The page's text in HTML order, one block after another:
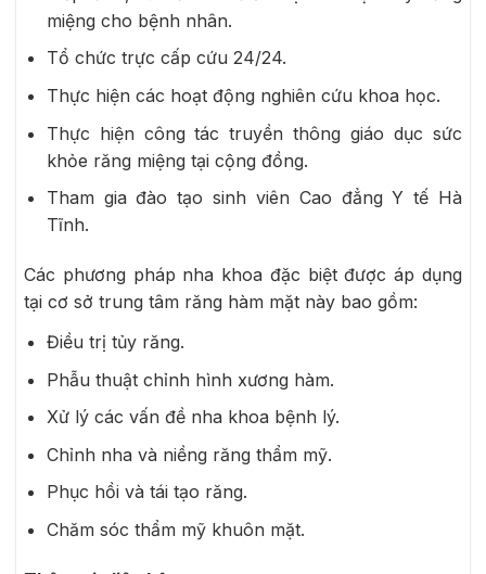
miệng cho bệnh nhân.
Tổ chức trực cấp cứu 24/24.
Thực hiện các hoạt động nghiên cứu khoa học.
Thực hiện công tác truyền thông giáo dục sức
khỏe răng miệng tại cộng đồng.
Tham gia đào tạo sinh viên Cao đẳng Y tế Hà
Tĩnh.
Các phương pháp nha khoa đặc biệt được áp dụng
tại cơ sở trung tâm răng hàm mặt này bao gồm:
Điều trị tủy răng.
Phẫu thuật chỉnh hình xương hàm.
Xử lý các vấn đề nha khoa bệnh lý.
Chỉnh nha và niềng răng thẩm mỹ.
Phục hồi và tái tạo răng.
Chăm sóc thẩm mỹ khuôn mặt.